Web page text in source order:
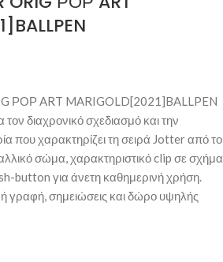
ΡΟΡ ART MARIGOLD[2021]BALLPEN
τον διαχρονικό σχεδιασμό και την
που χαρακτηρίζει τη σειρά Jotter από το
σώμα, χαρακτηριστικό clip σε σχήμα
button για άνετη καθημερινή χρήση.
γραφή, σημειώσεις και δώρο υψηλής